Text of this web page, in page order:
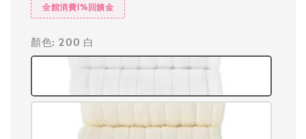
全館消費1%回饋金
顏色: 200 白